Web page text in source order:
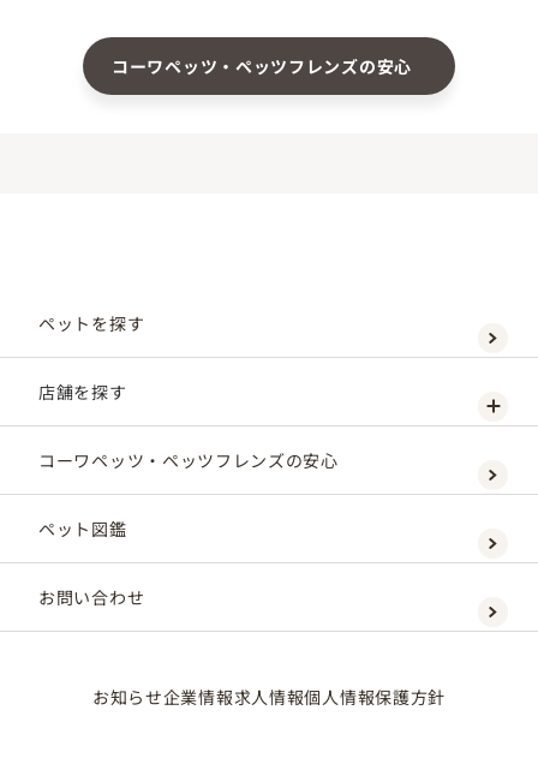
コーワペッツ・ペッツフレンズの安心
ペットを探す
店舗を探す
コーワペッツ・ペッツフレンズの安心
ペット図鑑
お問い合わせ
お知らせ企業情報求人情報個人情報保護方針